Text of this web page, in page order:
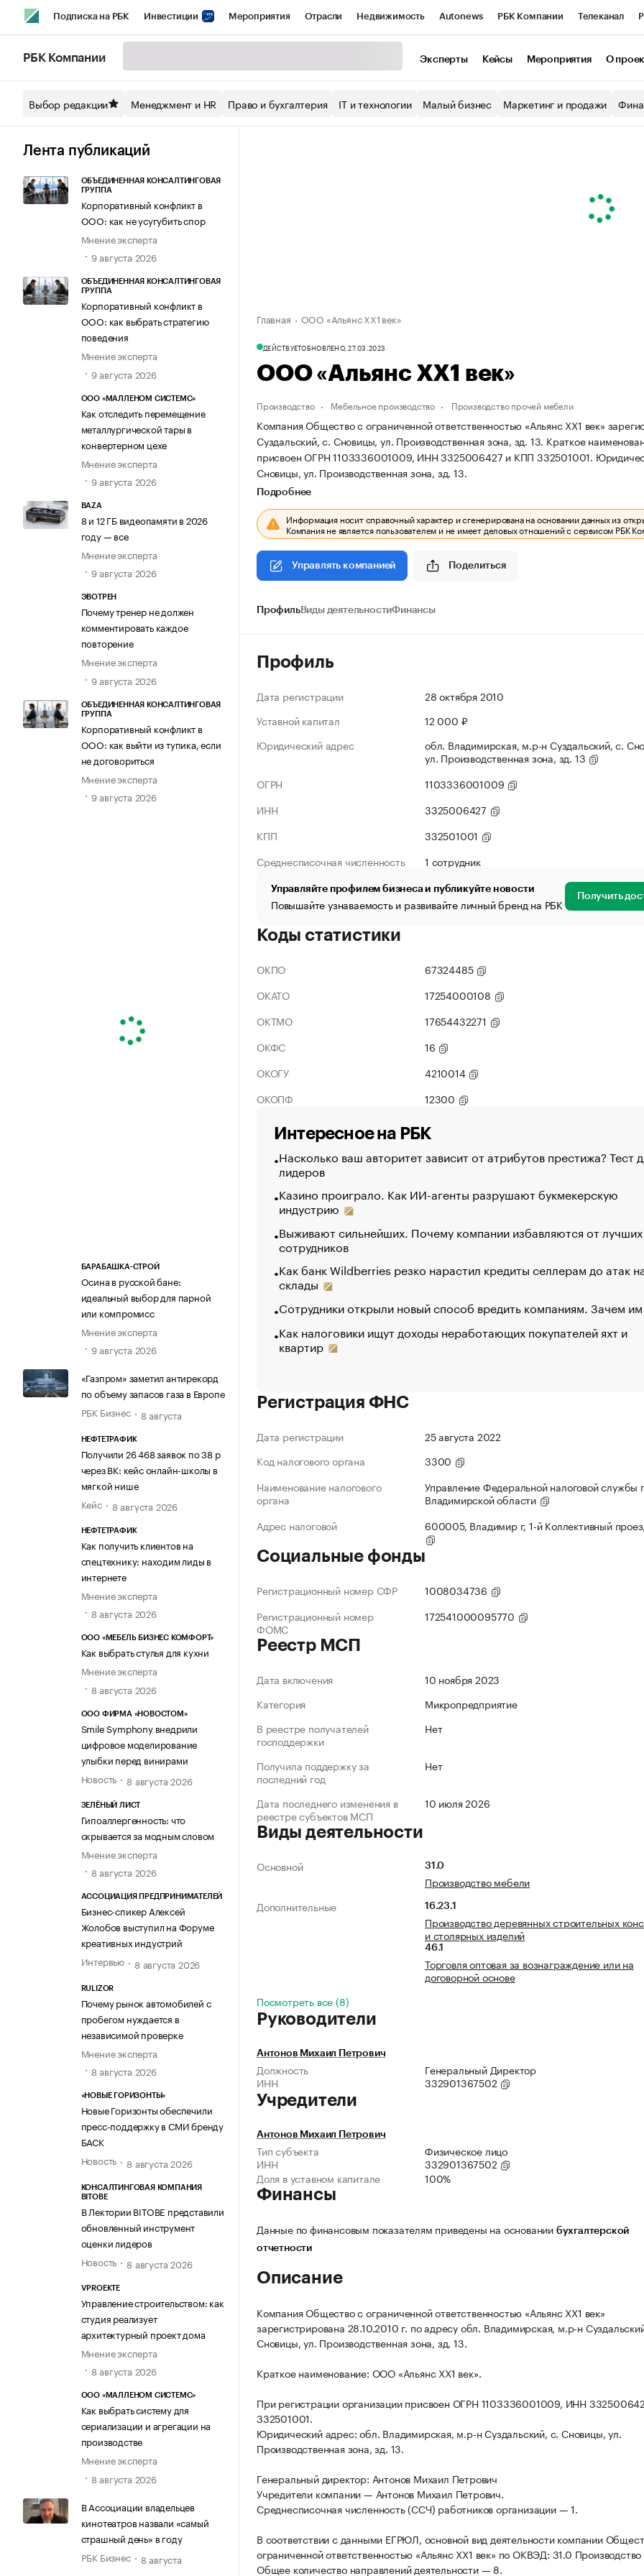
Подписка на РБК Инвестиции Мероприятия Отрасли Недвижимость Autonews РБК Компании Телеканал
Спецпроекты СПб Конференции СПб Спецпроекты Экономика Бизнес
Технологии и медиа
РБК Компании Эксперты Кейсы Мероприятия О
Выбор редакции Менеджмент и HR Право и бухгалтерия IT и технологии Малый бизнес Маркетинг и продажи
Лента публикаций
ОБЪЕДИНЕННАЯ КОНСАЛТИНГОВАЯ
ГРУППА
Корпоративный конфликт в
ООО: как не усугубить спор
Мнение эксперта
9 августа 2026
ОБЪЕДИНЕННАЯ КОНСАЛТИНГОВАЯ
ГРУППА
Корпоративный конфликт в
ООО: как выбрать стратегию
поведения
Мнение эксперта
9 августа 2026
ООО «МАЛЛЕНОМ СИСТЕМС»
Как отследить перемещение
металлургической тары в
конвертерном цехе
Мнение эксперта
9 августа 2026
BAZA
8 и 12 ГБ видеопамяти в 2026
году — все
Мнение эксперта
9 августа 2026
ЭВОТРЕН
Почему тренер не должен
комментировать каждое
повторение
Мнение эксперта
9 августа 2026
ОБЪЕДИНЕННАЯ КОНСАЛТИНГОВАЯ
ГРУППА
Корпоративный конфликт в
ООО: как выйти из тупика, если
не договориться
Мнение эксперта
9 августа 2026
БАРАБАШКА-СТРОЙ
Осина в русской бане:
идеальный выбор для парной
или компромисс
Мнение эксперта
9 августа 2026
«Газпром» заметил антирекорд
по объему запасов газа в Европе
РБК Бизнес
8 августа
НЕФТЕТРАФИК
Получили 26 468 заявок по 38 р
через ВК: кейс онлайн-школы в
мягкой нише
Кейс
8 августа 2026
НЕФТЕТРАФИК
Как получить клиентов на
спецтехнику: находим лиды в
интернете
Мнение эксперта
8 августа 2026
ООО «МЕБЕЛЬ БИЗНЕС КОМФОРТ»
Как выбрать стулья для кухни
Мнение эксперта
8 августа 2026
ООО ФИРМА «НОВОСТОМ»
Smile Symphony внедрили
цифровое моделирование
улыбки перед винирами
Новость
8 августа 2026
ЗЕЛЁНЫЙ ЛИСТ
Гипоаллергенность: что
скрывается за модным словом
Мнение эксперта
8 августа 2026
АССОЦИАЦИЯ ПРЕДПРИНИМАТЕЛЕЙ
Бизнес-спикер Алексей
Жолобов выступил на Форуме
креативных индустрий
Интервью
8 августа 2026
RULIZOR
Почему рынок автомобилей с
пробегом нуждается в
независимой проверке
Мнение эксперта
8 августа 2026
«НОВЫЕ ГОРИЗОНТЫ»
Новые Горизонты обеспечили
пресс-поддержку в СМИ бренду
БАСК
Новость
8 августа 2026
КОНСАЛТИНГОВАЯ КОМПАНИЯ
BITOBE
В Лектории BITOBE представили
обновленный инструмент
оценки лидеров
Новость
8 августа 2026
VPROEKTE
Управление строительством: как
студия реализует
архитектурный проект дома
Мнение эксперта
8 августа 2026
ООО «МАЛЛЕНОМ СИСТЕМС»
Как выбрать систему для
сериализации и агрегации на
производстве
Мнение эксперта
8 августа 2026
В Ассоциации владельцев
кинотеатров назвали «самый
страшный день» в году
РБК Бизнес
8 августа
Главная ООО «Альянс ХХ1 век»
ДЕЙСТВУЕТОБНОВЛЕНО, 27.03.2023
ООО «Альянс ХХ1 век»
Производство Мебельное производство Производство прочей мебели
Компания Общество с ограниченной ответственностью «Альянс ХХ1 век»
Суздальский, с. Сновицы, ул. Производственная зона, зд. 13. Краткое
присвоен ОГРН 1103336001009, ИНН 3325006427 и КПП 332501001.
Сновицы, ул. Производственная зона, зд. 13.
Подробнее
Информация носит справочный характер и сгенерирована на основании данных из
Компания не является пользователем и не имеет деловых отношений с сервисом РБК
Управлять компанией Поделиться
ПрофильВиды деятельностиФинансы
Профиль
Дата регистрации
28 октября 2010
Уставной капитал
12 000 ₽
Юридический адрес
обл. Владимирская, м.р-н Суздальский, с.
ул. Производственная зона, зд. 13
ОГРН
1103336001009
ИНН
3325006427
КПП
332501001
Среднесписочная численность
1 сотрудник
Управляйте профилем бизнеса и публикуйте новости
Повышайте узнаваемость и развивайте личный бренд на РБК Получить
Коды статистики
ОКПО
67324485
ОКАТО
17254000108
ОКТМО
17654432271
ОКФС
16
ОКОГУ
4210014
ОКОПФ
12300
Интересное на РБК
Насколько ваш авторитет зависит от атрибутов престижа? Тест
лидеров
Казино проиграло. Как ИИ-агенты разрушают букмекерскую
индустрию
Выживают сильнейших. Почему компании избавляются от лучших
сотрудников
Как банк Wildberries резко нарастил кредиты селлерам до атак
склады
Сотрудники открыли новый способ вредить компаниям. Зачем
Как налоговики ищут доходы неработающих покупателей яхт и
квартир
Регистрация ФНС
Дата регистрации
25 августа 2022
Код налогового органа
3300
Наименование налогового
органа
Управление Федеральной налоговой службы
Владимирской области
Адрес налоговой
600005, Владимир г, 1-й Коллективный
Социальные фонды
Регистрационный номер СФР
1008034736
Регистрационный номер
ФОМС
172541000095770
Реестр МСП
Дата включения
10 ноября 2023
Категория
Микропредприятие
В реестре получателей
господдержки
Нет
Получила поддержку за
последний год
Нет
Дата последнего изменения в
реестре субъектов МСП
10 июля 2026
Виды деятельности
Основной 31.0
Производство мебели
Дополнительные
16.23.1
Производство деревянных строительных
и столярных изделий
46.1
Торговля оптовая за вознаграждение или на
договорной основе
Посмотреть все (8)
Руководители
Антонов Михаил Петрович
Должность
Генеральный Директор
ИНН
332901367502
Учредители
Антонов Михаил Петрович
Тип субъекта
Физическое лицо
ИНН
332901367502
Доля в уставном капитале
100%
Финансы
Данные по финансовым показателям приведены на основании бухгалтерской
отчетности
Описание
Компания Общество с ограниченной ответственностью «Альянс ХХ1 век»
зарегистрирована 28.10.2010 г. по адресу обл. Владимирская, м.р-н
Сновицы, ул. Производственная зона, зд. 13.
Краткое наименование: ООО «Альянс ХХ1 век».
При регистрации организации присвоен ОГРН 1103336001009, ИНН
332501001.
Юридический адрес: обл. Владимирская, м.р-н Суздальский, с. Сновицы, ул.
Производственная зона, зд. 13.
Генеральный директор: Антонов Михаил Петрович
Учредители компании — Антонов Михаил Петрович.
Среднесписочная численность (ССЧ) работников организации — 1.
В соответствии с данными ЕГРЮЛ, основной вид деятельности компании
ограниченной ответственностью «Альянс ХХ1 век» по ОКВЭД: 31.0
Общее количество направлений деятельности — 8.